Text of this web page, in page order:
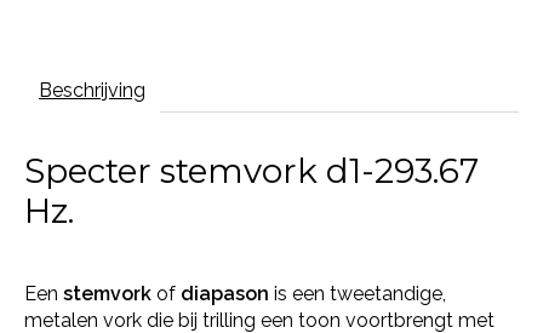
Beschrijving
Specter stemvork d1-293.67
Hz.
Een stemvork of diapason is een tweetandige,
metalen vork die bij trilling een toon voortbrengt met